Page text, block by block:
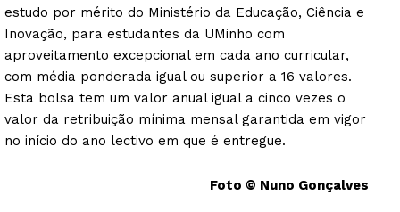
estudo por mérito do Ministério da Educação, Ciência e
Inovação, para estudantes da UMinho com
aproveitamento excepcional em cada ano curricular,
com média ponderada igual ou superior a 16 valores.
Esta bolsa tem um valor anual igual a cinco vezes o
valor da retribuição mínima mensal garantida em vigor
no início do ano lectivo em que é entregue.
Foto © Nuno Gonçalves